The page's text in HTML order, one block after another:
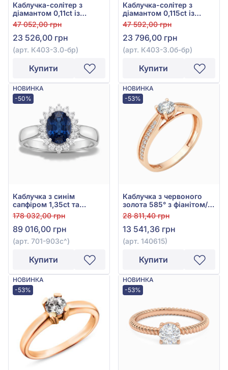
Каблучка-солітер з
діамантом 0,11ct із
червоного золота 585°,
арт. К403-3.0-бр
47 052,00 грн
23 526,00 грн
(арт. К403-3.0-бр)
Купити
Каблучка-солітер з
діамантом 0,115ct із
білого золота 585°, арт.
К403-3.0б-бр
47 592,00 грн
23 796,00 грн
(арт. К403-3.0б-бр)
Купити
НОВИНКА
-50%
Каблучка з синім
сапфіром 1,35ct та
діамантом 0,16ct з білого
золота 585°, арт. 701-
903с
178 032,00 грн
89 016,00 грн
(арт. 701-903с^)
Купити
НОВИНКА
-53%
Каблучка з червоного
золота 585° з фіанітом/
куб.цирконієм, арт.
140615
28 811,40 грн
13 541,36 грн
(арт. 140615)
Купити
НОВИНКА
-53%
НОВИНКА
-53%